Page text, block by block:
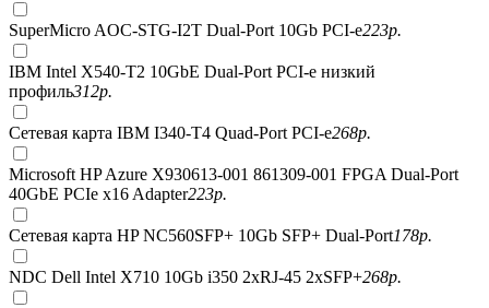
SuperMicro AOC-STG-I2T Dual-Port 10Gb PCI-e223р.
IBM Intel X540-T2 10GbE Dual-Port PCI-e низкий
профиль312р.
Сетевая карта IBM I340-T4 Quad-Port PCI-e268р.
Microsoft HP Azure X930613-001 861309-001 FPGA Dual-Port
40GbE PCIe x16 Adapter223р.
Сетевая карта HP NC560SFP+ 10Gb SFP+ Dual-Port178р.
NDC Dell Intel X710 10Gb i350 2xRJ-45 2xSFP+268р.